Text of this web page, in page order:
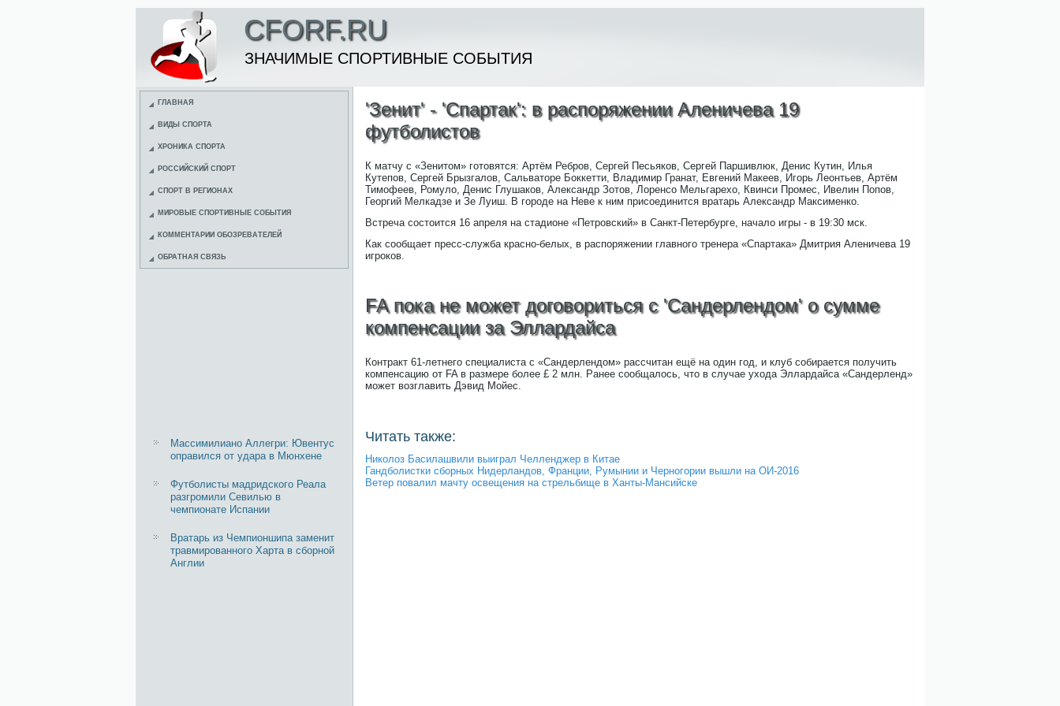
CFORF.RU
ЗНАЧИМЫЕ СПОРТИВНЫЕ СОБЫТИЯ
ГЛАВНАЯ
ВИДЫ СПОРТА
ХРОНИКА СПОРТА
РОССИЙСКИЙ СПОРТ
СПОРТ В РЕГИОНАХ
МИРОВЫЕ СПОРТИВНЫЕ СОБЫТИЯ
КОММЕНТАРИИ ОБОЗРЕВАТЕЛЕЙ
ОБРАТНАЯ СВЯЗЬ
Массимилиано Аллегри: Ювентус
оправился от удара в Мюнхене
Футболисты мадридского Реала
разгромили Севилью в
чемпионате Испании
Вратарь из Чемпионшипа заменит
травмированного Харта в сборной
Англии
'Зенит' - 'Спартак': в распоряжении Аленичева 19
футболистов
К матчу с «Зенитом» готовятся: Артём Ребров, Сергей Песьяков, Сергей Паршивлюк, Денис Кутин, Илья
Кутепов, Сергей Брызгалов, Сальваторе Боккетти, Владимир Гранат, Евгений Макеев, Игорь Леонтьев, Артём
Тимофеев, Ромуло, Денис Глушаков, Александр Зотов, Лоренсо Мельгарехо, Квинси Промес, Ивелин Попов,
Георгий Мелкадзе и Зе Луиш. В городе на Неве к ним присоединится вратарь Александр Максименко.
Встреча состоится 16 апреля на стадионе «Петровский» в Санкт-Петербурге, начало игры - в 19:30 мск.
Как сообщает пресс-служба красно-белых, в распоряжении главного тренера «Спартака» Дмитрия Аленичева 19
игроков.
FA пока не может договориться с 'Сандерлендом' о сумме
компенсации за Эллардайса
Контракт 61-летнего специалиста с «Сандерлендом» рассчитан ещё на один год, и клуб собирается получить
компенсацию от FA в размере более £ 2 млн. Ранее сообщалось, что в случае ухода Эллардайса «Сандерленд»
может возглавить Дэвид Мойес.
Читать также:
Николоз Басилашвили выиграл Челленджер в Китае
Гандболистки сборных Нидерландов, Франции, Румынии и Черногории вышли на ОИ-2016
Ветер повалил мачту освещения на стрельбище в Ханты-Мансийске